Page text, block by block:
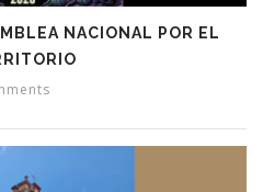
NACIONAL POR EL